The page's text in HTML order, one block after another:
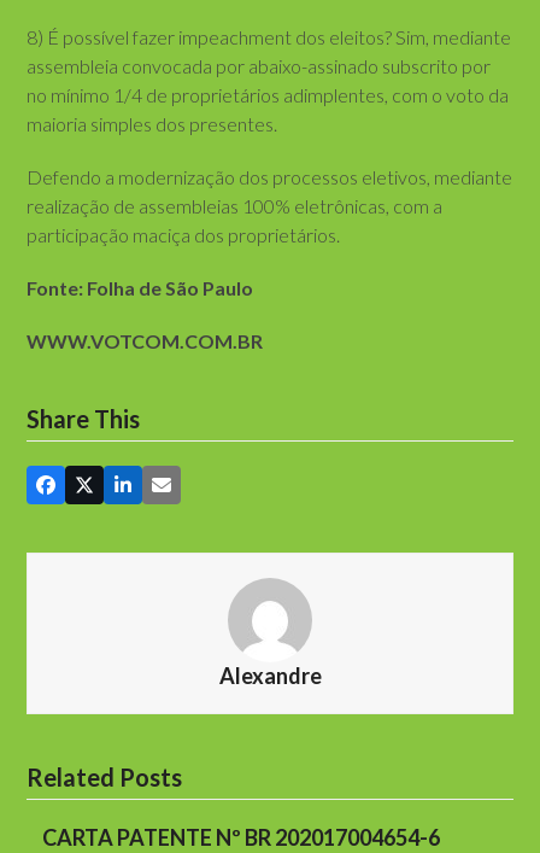
8) É possível fazer impeachment dos eleitos? Sim, mediante
assembleia convocada por abaixo-assinado subscrito por
no mínimo 1/4 de proprietários adimplentes, com o voto da
maioria simples dos presentes.
Defendo a modernização dos processos eletivos, mediante
realização de assembleias 100% eletrônicas, com a
participação maciça dos proprietários.
Fonte: Folha de São Paulo
WWW.VOTCOM.COM.BR
Share This
Alexandre
Related Posts
CARTA PATENTE Nº BR 202017004654-6